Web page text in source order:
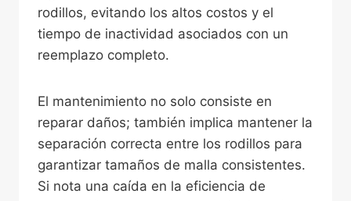
rodillos, evitando los altos costos y el
tiempo de inactividad asociados con un
reemplazo completo.
El mantenimiento no solo consiste en
reparar daños; también implica mantener la
separación correcta entre los rodillos para
garantizar tamaños de malla consistentes.
Si nota una caída en la eficiencia de